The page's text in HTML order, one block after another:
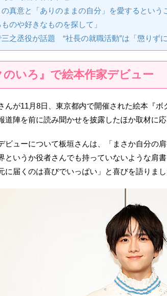
の真意と「ありのままの自分」を愛するという
のや好きなものを探して」
三之丞役が話題 “社長の就職活動”は「懲りず
のいろ』で絵本作家デビュー
んが11月8日、東京都内で開催された絵本『
道陣を前に読み聞かせを披露したほか取材に応
ビューについて板垣さんは、「まさか自分の
というか役者さんでも持っていないような肩
に届くのは喜びでいっぱい」と喜びを語りまし